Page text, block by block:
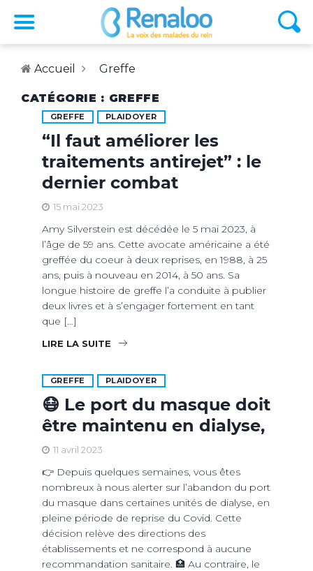
Accueil Greffe
CATÉGORIE : GREFFE
GREFFE PLAIDOYER
“Il faut améliorer les
traitements antirejet” : le
dernier combat
15 mai 2023
Amy Silverstein est décédée le 5 mai 2023, à
l’âge de 59 ans. Cette avocate américaine a été
greffée du coeur à deux reprises, en 1988, à 25
ans, puis à nouveau en 2014, à 50 ans. Sa
longue histoire de greffe l’a conduite à publier
deux livres et à s’engager fortement en tant
que […]
LIRE LA SUITE
GREFFE PLAIDOYER
😷 Le port du masque doit
être maintenu en dialyse,
11 avril 2023
👉 Depuis quelques semaines, vous êtes
nombreux à nous alerter sur l’abandon du port
du masque dans certaines unités de dialyse, en
pleine période de reprise du Covid. Cette
décision relève des directions des
établissements et ne correspond à aucune
recommandation sanitaire. 🏥 Au contraire, le